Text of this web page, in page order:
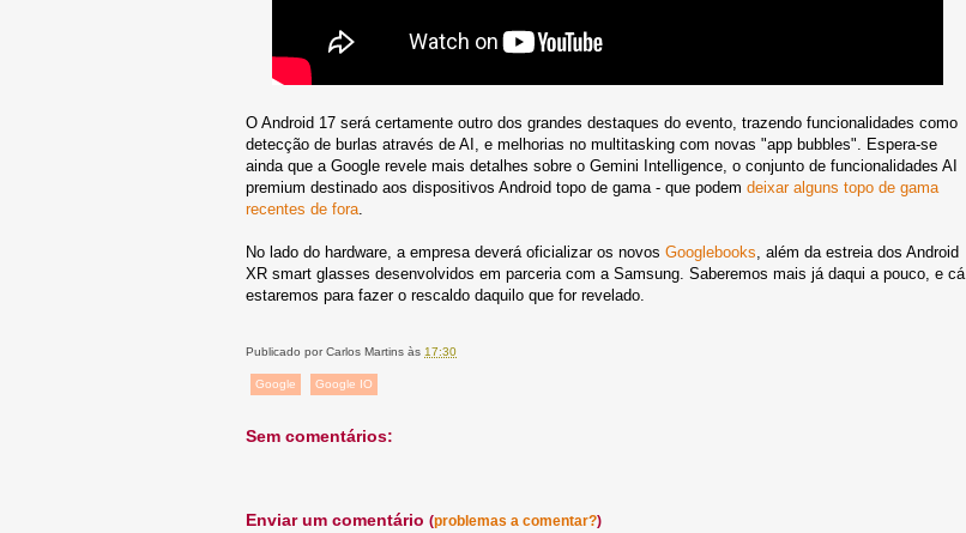
O Android 17 será certamente outro dos grandes destaques do evento, trazendo funcionalidades como
detecção de burlas através de AI, e melhorias no multitasking com novas "app bubbles". Espera-se
ainda que a Google revele mais detalhes sobre o Gemini Intelligence, o conjunto de funcionalidades AI
premium destinado aos dispositivos Android topo de gama - que podem deixar alguns topo de gama
recentes de fora.
No lado do hardware, a empresa deverá oficializar os novos Googlebooks, além da estreia dos Android
XR smart glasses desenvolvidos em parceria com a Samsung. Saberemos mais já daqui a pouco, e cá
estaremos para fazer o rescaldo daquilo que for revelado.
Publicado porCarlos Martins às 17:30
Google Google IO
Sem comentários:
Enviar um comentário (problemas a comentar?)